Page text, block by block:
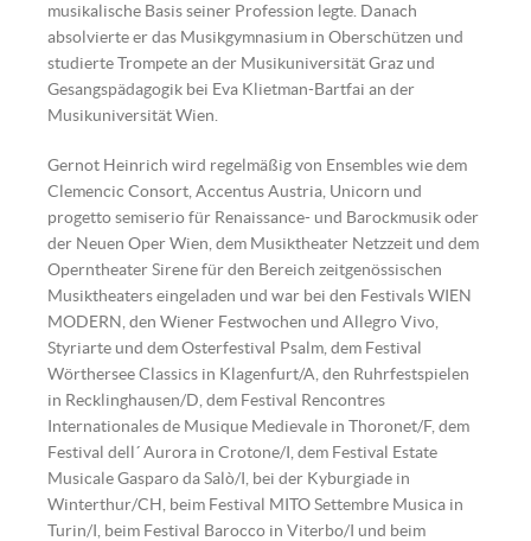
musikalische Basis seiner Profession legte. Danach
absolvierte er das Musikgymnasium in Oberschützen und
studierte Trompete an der Musikuniversität Graz und
Gesangspädagogik bei Eva Klietman-Bartfai an der
Musikuniversität Wien.
Gernot Heinrich wird regelmäßig von Ensembles wie dem
Clemencic Consort, Accentus Austria, Unicorn und
progetto semiserio für Renaissance- und Barockmusik oder
der Neuen Oper Wien, dem Musiktheater Netzzeit und dem
Operntheater Sirene für den Bereich zeitgenössischen
Musiktheaters eingeladen und war bei den Festivals WIEN
MODERN, den Wiener Festwochen und Allegro Vivo,
Styriarte und dem Osterfestival Psalm, dem Festival
Wörthersee Classics in Klagenfurt/A, den Ruhrfestspielen
in Recklinghausen/D, dem Festival Rencontres
Internationales de Musique Medievale in Thoronet/F, dem
Festival dell´ Aurora in Crotone/I, dem Festival Estate
Musicale Gasparo da Salò/I, bei der Kyburgiade in
Winterthur/CH, beim Festival MITO Settembre Musica in
Turin/I, beim Festival Barocco in Viterbo/I und beim